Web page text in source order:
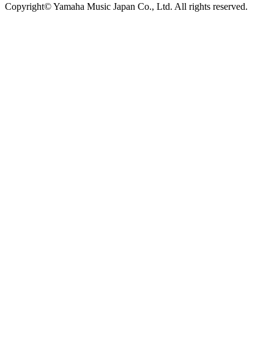
Copyright© Yamaha Music Japan Co., Ltd. All rights reserved.